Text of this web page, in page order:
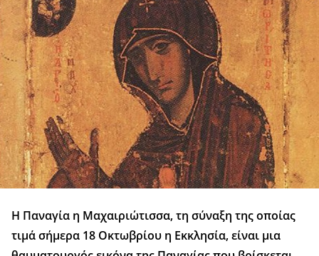
Η Παναγία η Μαχαιριώτισσα, τη σύναξη της οποίας
τιμά σήμερα 18 Οκτωβρίου η Εκκλησία, είναι μια